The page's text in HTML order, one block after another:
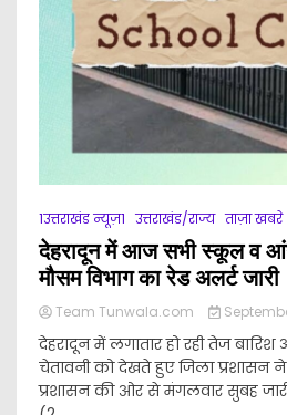
1उत्तराखंड न्यूज़1 उत्तराखंड/राज्य ताज़ा खबरे
देहरादून में आज सभी स्कूल व
मौसम विभाग का रेड अलर्ट जारी
Team Tunwala.com
देहरादून में लगातार हो रही तेज
चेतावनी को देखते हुए जिला प्रशासन
प्रशासन की ओर से मंगलवार सुबह